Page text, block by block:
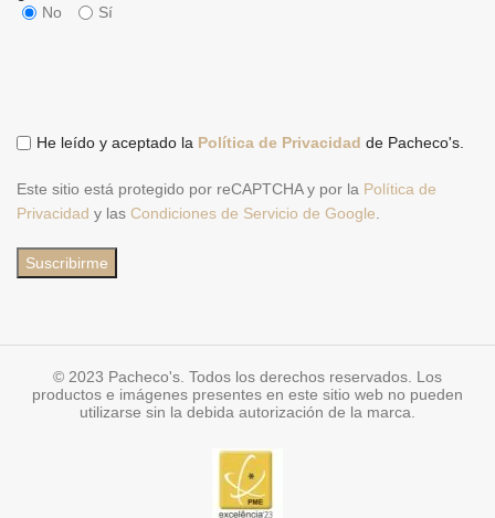
No
Sí
He leído y aceptado la Política de Privacidad de Pacheco's.
Este sitio está protegido por reCAPTCHA y por la Política de
Privacidad y las Condiciones de Servicio de Google
© 2023 Pacheco's. Todos los derechos reservados. Los
productos e imágenes presentes en este sitio web no pueden
utilizarse sin la debida autorización de la marca.